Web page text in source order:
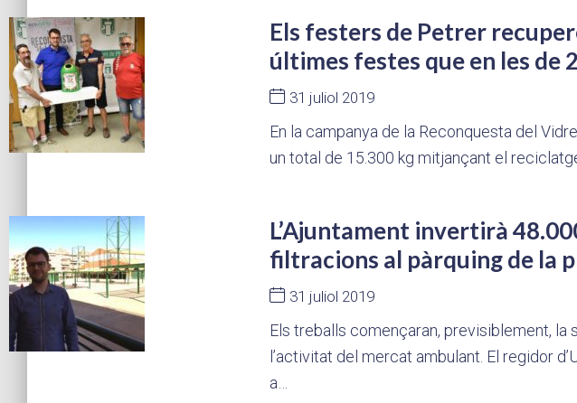
Els festers de Petrer
últimes festes que en les de
31 juliol 2019
En la campanya de la Reconquesta del
un total de 15.300 kg mitjançant el
L’Ajuntament invertirà
filtracions al pàrquing de la
31 juliol 2019
Els treballs començaran, previsiblement,
l’activitat del mercat ambulant. El regidor
a…